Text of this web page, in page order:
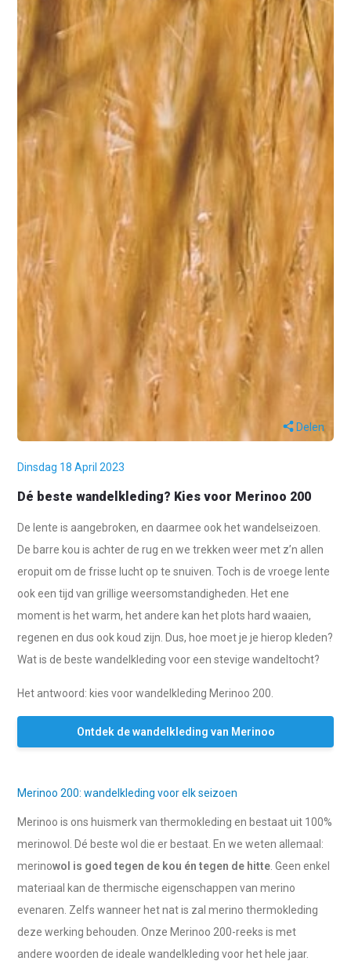
Delen
Dinsdag 18 April 2023
Dé beste wandelkleding? Kies voor Merinoo 200
De lente is aangebroken, en daarmee ook het wandelseizoen.
De barre kou is achter de rug en we trekken weer met z’n allen
eropuit om de frisse lucht op te snuiven. Toch is de vroege lente
ook een tijd van grillige weersomstandigheden. Het ene
moment is het warm, het andere kan het plots hard waaien,
regenen en dus ook koud zijn. Dus, hoe moet je je hierop kleden?
Wat is de beste wandelkleding voor een stevige wandeltocht?
Het antwoord: kies voor wandelkleding Merinoo 200.
Ontdek de wandelkleding van Merinoo
Merinoo 200: wandelkleding voor elk seizoen
Merinoo is ons huismerk van thermokleding en bestaat uit 100%
merinowol. Dé beste wol die er bestaat. En we weten allemaal:
merinowol is goed tegen de kou én tegen de hitte . Geen enkel
materiaal kan de thermische eigenschappen van merino
evenaren. Zelfs wanneer het nat is zal merino thermokleding
deze werking behouden. Onze Merinoo 200-reeks is met
andere woorden de ideale wandelkleding voor het hele jaar.